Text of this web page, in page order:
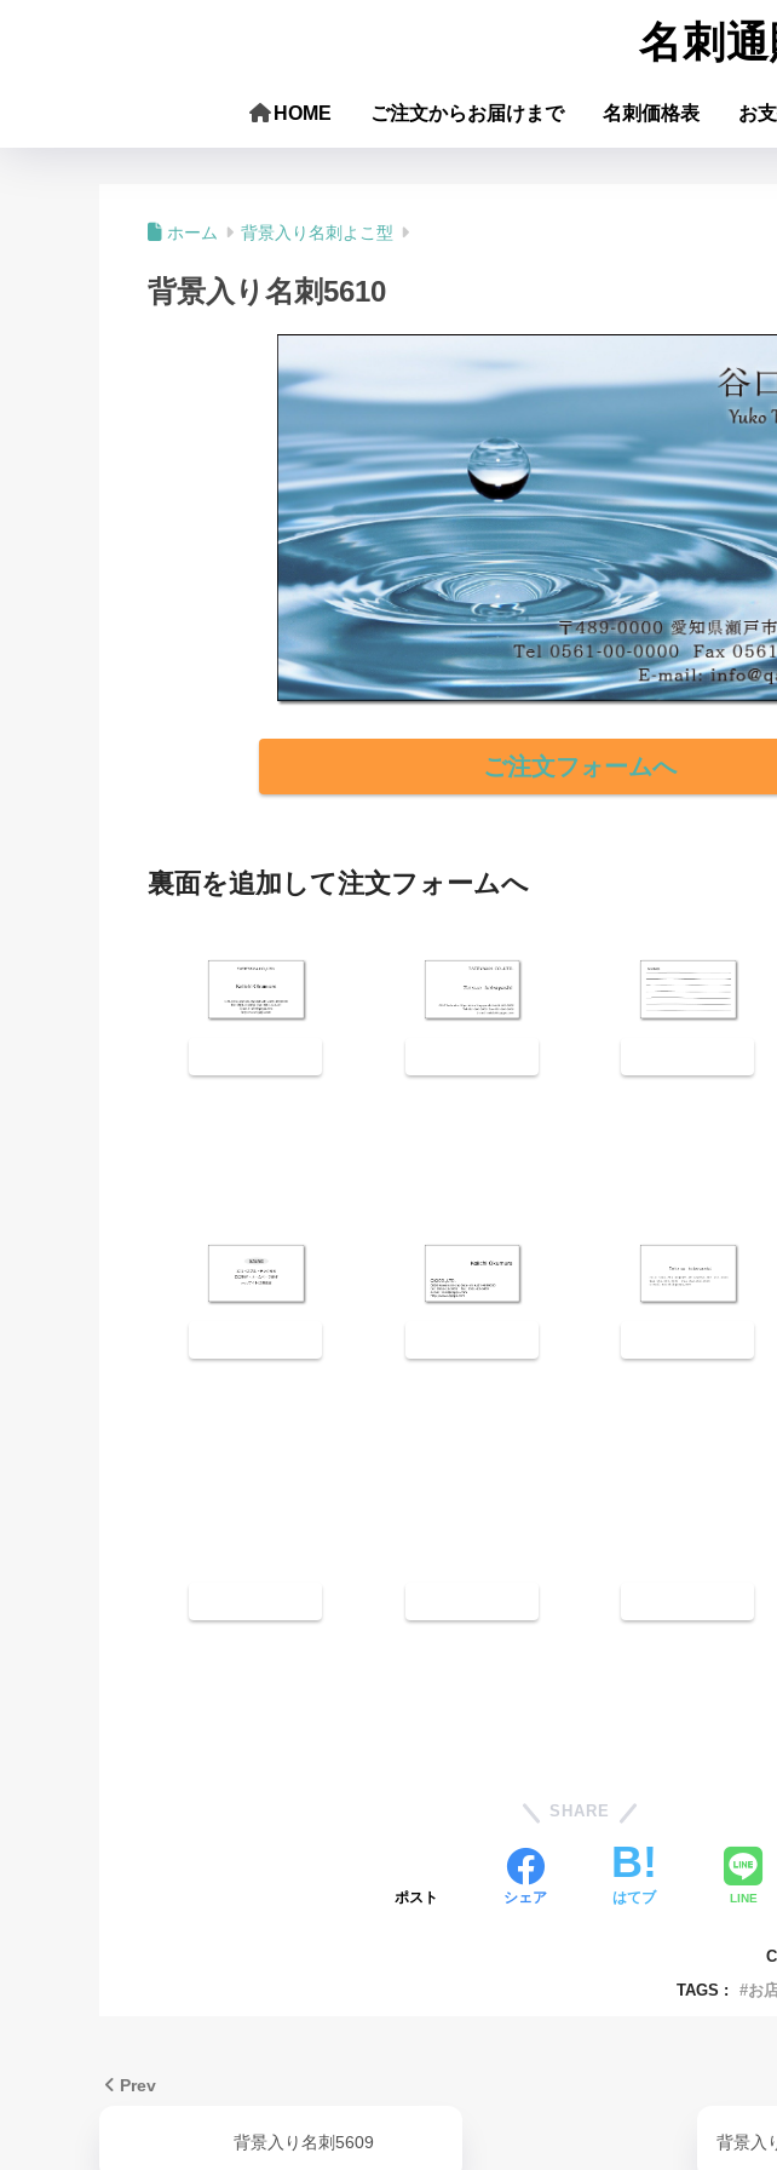
名刺
HOME ご注文からお届けまで 名刺価格表 お
ホーム 背景入り名刺よこ型
背景入り名刺5610
ご注文フォームへ
裏面を追加して注文フォームへ
SHARE
ポスト シェア はてブ LINE
TAGS :
お
Prev
背景入り名刺5609 背景入